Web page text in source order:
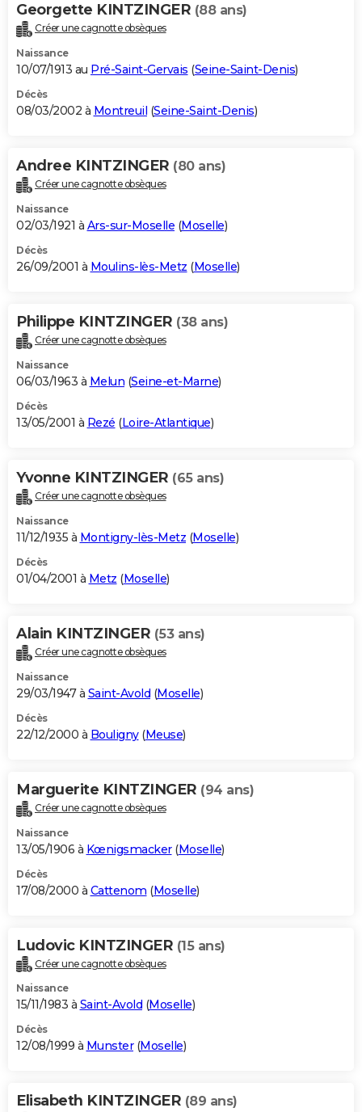
Georgette KINTZINGER (88 ans)
Créer une cagnotte obsèques
Naissance
10/07/1913 au Pré-Saint-Gervais (Seine-Saint-Denis)
Décès
08/03/2002 à Montreuil (Seine-Saint-Denis)
Andree KINTZINGER (80 ans)
Créer une cagnotte obsèques
Naissance
02/03/1921 à Ars-sur-Moselle (Moselle)
Décès
26/09/2001 à Moulins-lès-Metz (Moselle)
Philippe KINTZINGER (38 ans)
Créer une cagnotte obsèques
Naissance
06/03/1963 à Melun (Seine-et-Marne)
Décès
13/05/2001 à Rezé (Loire-Atlantique)
Yvonne KINTZINGER (65 ans)
Créer une cagnotte obsèques
Naissance
11/12/1935 à Montigny-lès-Metz (Moselle)
Décès
01/04/2001 à Metz (Moselle)
Alain KINTZINGER (53 ans)
Créer une cagnotte obsèques
Naissance
29/03/1947 à Saint-Avold (Moselle)
Décès
22/12/2000 à Bouligny(Meuse)
Marguerite KINTZINGER (94 ans)
Créer une cagnotte obsèques
Naissance
13/05/1906 à Kœnigsmacker(Moselle)
Décès
17/08/2000 à Cattenom (Moselle)
Ludovic KINTZINGER (15 ans)
Créer une cagnotte obsèques
Naissance
15/11/1983 à Saint-Avold (Moselle)
Décès
12/08/1999 à Munster(Moselle)
Elisabeth KINTZINGER (89 ans)